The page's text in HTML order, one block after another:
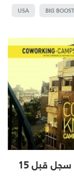
BIG
USA
معسكر تدريبي للشركات المصرية، سجل قبل 15